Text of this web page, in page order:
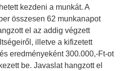
kezdeni a munkát. A
összesen 62 munkanapot
el az addig végzett
illetve a kifizetett
eredményeként 300.000,-Ft-ot
be. Javaslat hangzott el